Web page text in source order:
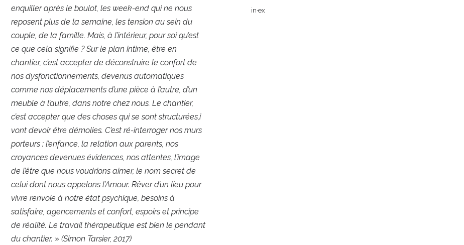
enquiller après le boulot, les week-end qui ne nous
reposent plus de la semaine, les tension au sein du
couple, de la famille. Mais, à l’intérieur, pour soi qu’est
ce que cela signifie ? Sur le plan intime, être en
chantier, c’est accepter de déconstruire le confort de
nos dysfonctionnements, devenus automatiques
comme nos déplacements d’une pièce à l’autre, d’un
meuble à l’autre, dans notre chez nous. Le chantier,
c’est accepter que des choses qui se sont structurées,i
vont devoir être démolies. C’est ré-interroger nos murs
porteurs : l’enfance, la relation aux parents, nos
croyances devenues évidences, nos attentes, l’image
de l’être que nous voudrions aimer, le nom secret de
celui dont nous appelons l’Amour. Rêver d’un lieu pour
vivre renvoie à notre état psychique, besoins à
satisfaire, agencements et confort, espoirs et principe
de réalité. Le travail thérapeutique est bien le pendant
du chantier. » (Simon Tarsier, 2017)
in·ex